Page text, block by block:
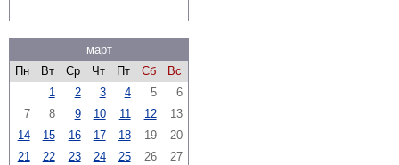
март
Пн
Вт Ср Чт Пт Сб
Вс
1
2 3 4 5
6
7
8 9 10 11 12
13
14
15 16 17 18 19
20
21
22 23 24 25 26
27